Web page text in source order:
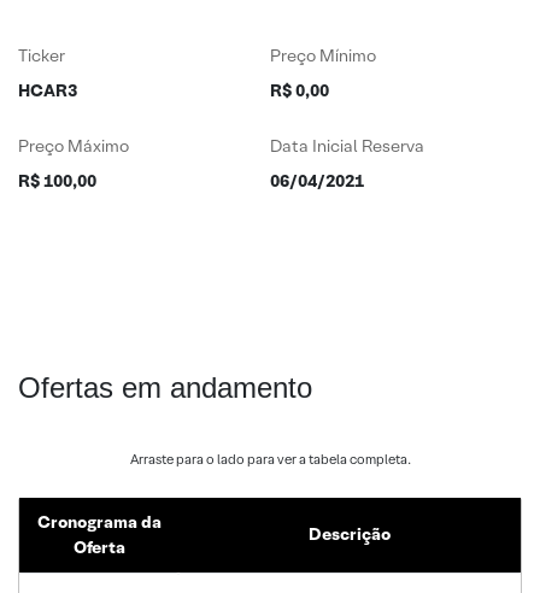
Ticker
HCAR3
Preço Mínimo
R$ 0,00
Preço Máximo
R$ 100,00
Data Inicial Reserva
06/04/2021
Ofertas em andamento
Cronograma da
Oferta
Descrição